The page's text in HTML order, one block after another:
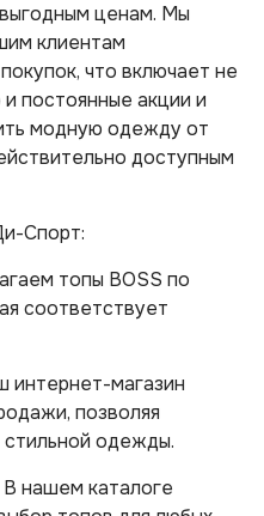
ценам. Мы
клиентам
что включает не
постоянные акции и
модную одежду от
доступным
Спорт:
топы BOSS по
соответствует
интернет-магазин
позволяя
стильной одежды.
нашем каталоге